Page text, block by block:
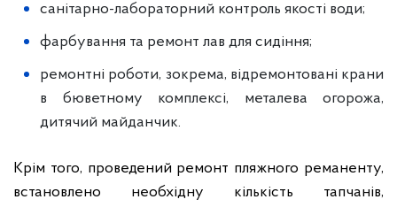
санітарно-лабораторний контроль якості води;
фарбування та ремонт лав для сидіння;
ремонтні роботи, зокрема, відремонтовані крани
в бюветному комплексі, металева огорожа,
дитячий майданчик.
Крім того, проведений ремонт пляжного реманенту,
встановлено необхідну кількість тапчанів,